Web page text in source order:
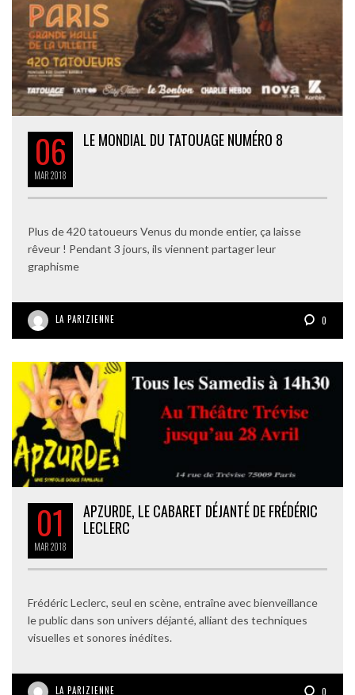
06
MAR2018
LE MONDIAL DU TATOUAGE NUMÉRO 8
Plus de 420 tatoueurs Venus du monde entier, ça laisse
rêveur ! Pendant 3 jours, ils viennent partager leur
graphisme
LA PARIZIENNE 0
01
MAR2018
APZURDE, LE CABARET DÉJANTÉ DE FRÉDÉRIC
LECLERC
Frédéric Leclerc, seul en scène, entraîne avec bienveillance
le public dans son univers déjanté, alliant des techniques
visuelles et sonores inédites.
LA PARIZIENNE 0